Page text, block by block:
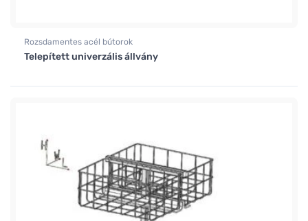
Rozsdamentes acél bútorok
Telepített univerzális állvány